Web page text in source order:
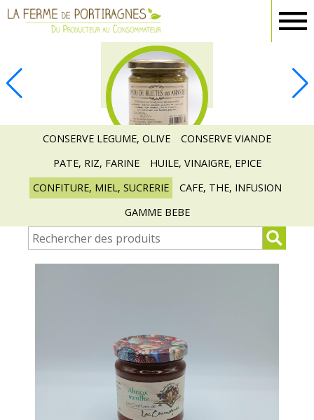
Portiragnes
EPICERIE
CONSERVE LEGUME, OLIVE
CONSERVE VIANDE
PATE, RIZ, FARINE
HUILE, VINAIGRE, EPICE
CONFITURE, MIEL, SUCRERIE
CAFE, THE, INFUSION
GAMME BEBE